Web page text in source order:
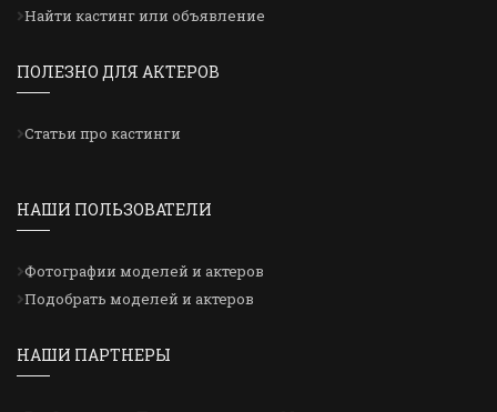
Найти кастинг или объявление
ПОЛЕЗНО ДЛЯ АКТЕРОВ
Статьи про кастинги
НАШИ ПОЛЬЗОВАТЕЛИ
Фотографии моделей и актеров
Подобрать моделей и актеров
НАШИ ПАРТНЕРЫ